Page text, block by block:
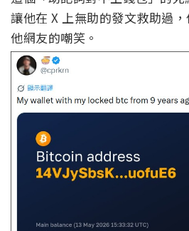
讓他在 X 上無助的發文救助過
他網友的嘲笑。